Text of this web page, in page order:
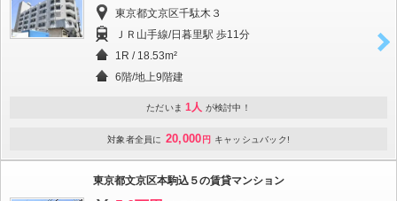
東京都文京区千駄木３
ＪＲ山手線/日暮里駅 歩11分
1R / 18.53m²
6階/地上9階建
ただいま 1人 が検討中！
対象者全員に 20,000 円 キャッシュバック!
東京都文京区本駒込５の賃貸マンション